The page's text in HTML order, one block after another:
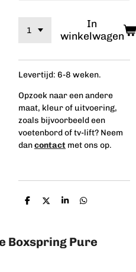
In
winkelwagen
Levertijd: 6-8 weken.
Opzoek naar een andere
maat, kleur of uitvoering,
zoals bijvoorbeeld een
voetenbord of tv-lift? Neem
dancontact met ons op.
D
D
S
e
D
Boxspring Pure